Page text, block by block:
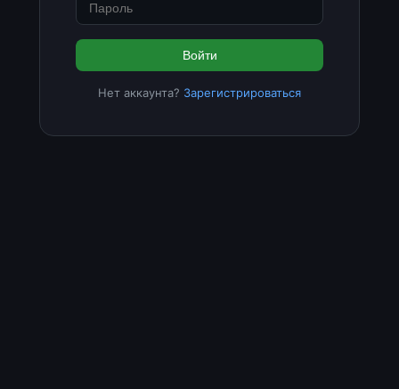
Войти
Нет аккаунта? Зарегистрироваться